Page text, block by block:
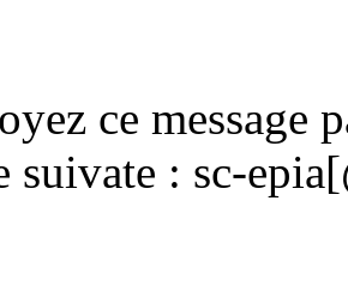
ce message
suivate : sc-